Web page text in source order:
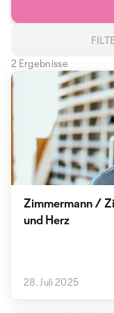
2 Ergebnisse
Zimmermann /
und Herz
28. Juli 2025